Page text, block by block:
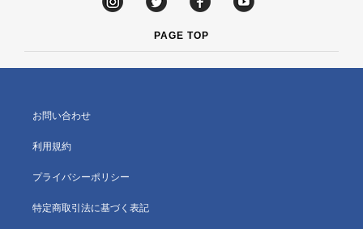
PAGE TOP
お問い合わせ
利用規約
プライバシーポリシー
特定商取引法に基づく表記